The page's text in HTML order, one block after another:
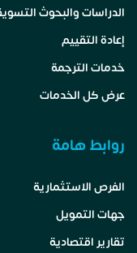
الدراسات والبحوث
إعادة التقييم
خدمات الترجمة
عرض كل الخدمات
روابط هامة
الفرص الاستثمارية
جهات التمويل
تقارير اقتصادية